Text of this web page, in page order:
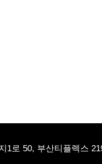
1로 50, 부산티플렉스